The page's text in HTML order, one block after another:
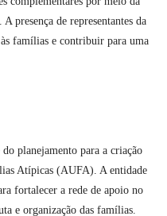
presença de representantes da
famílias e contribuir para uma
planejamento para a criação
Atípicas (AUFA). A entidade
fortalecer a rede de apoio no
e organização das famílias.